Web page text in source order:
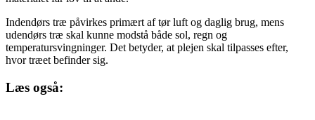
Indendørs træ påvirkes primært af tør luft og daglig brug, mens
udendørs træ skal kunne modstå både sol, regn og
temperatursvingninger. Det betyder, at plejen skal tilpasses efter,
hvor træet befinder sig.
Læs også: